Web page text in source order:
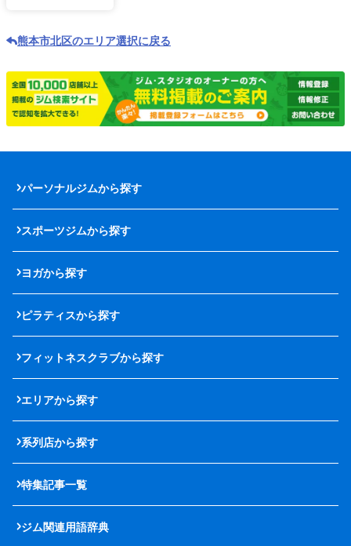
熊本市北区のエリア選択に戻る
パーソナルジムから探す
スポーツジムから探す
ヨガから探す
ピラティスから探す
フィットネスクラブから探す
エリアから探す
系列店から探す
特集記事一覧
ジム関連用語辞典